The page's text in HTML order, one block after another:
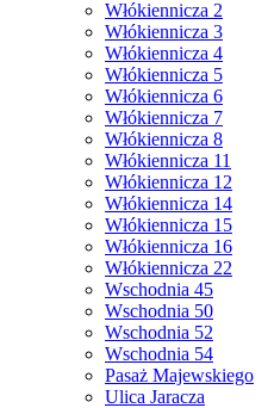
Włókiennicza 2
Włókiennicza 3
Włókiennicza 4
Włókiennicza 5
Włókiennicza 6
Włókiennicza 7
Włókiennicza 8
Włókiennicza 11
Włókiennicza 12
Włókiennicza 14
Włókiennicza 15
Włókiennicza 16
Włókiennicza 22
Wschodnia 45
Wschodnia 50
Wschodnia 52
Wschodnia 54
Pasaż Majewskiego
Ulica Jaracza